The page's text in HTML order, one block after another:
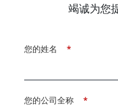
竭诚为您
*
您的姓名
*
您的公司全称